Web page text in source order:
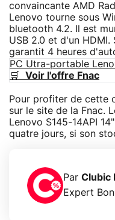
convaincante AMD
Lenovo tourne sous
bluetooth 4.2. Il est
USB 2.0 et d'un
garantit 4 heures
PC Utra-portable
🛒 Voir l'offre Fnac
Pour profiter de cette
sur le site de la Fnac.
Lenovo S145-14API
quatre jours, si son
Par Clubic
Expert